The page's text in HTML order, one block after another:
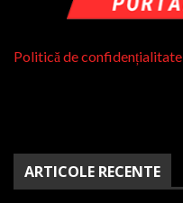
Politică de confidențialitate
ARTICOLE RECENTE